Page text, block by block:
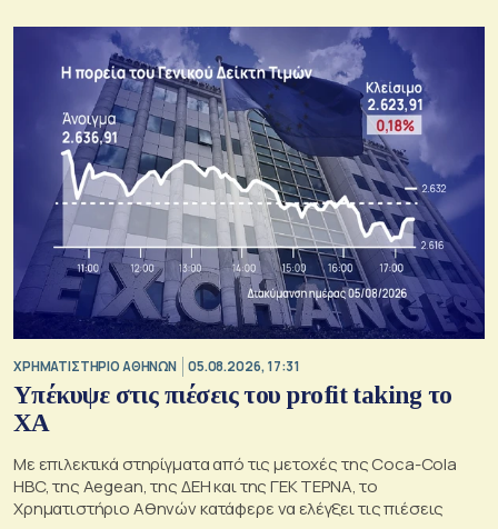
XΡΗΜΑΤΙΣΤΗΡΙΟ ΑΘΗΝΩΝ 05.08.2026, 17:31
Υπέκυψε στις πιέσεις του profit taking το
ΧΑ
Με επιλεκτικά στηρίγματα από τις μετοχές της Coca-Cola
HBC, της Aegean, της ΔΕΗ και της ΓΕΚ ΤΕΡΝΑ, το
Χρηματιστήριο Αθηνών κατάφερε να ελέγξει τις πιέσεις